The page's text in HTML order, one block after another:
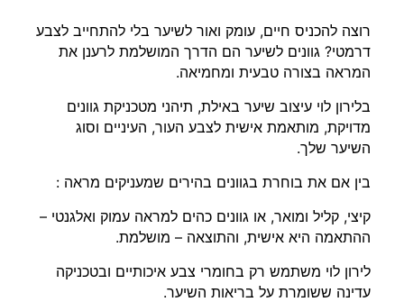
רוצה להכניס חיים, עומק ואור לשיער בלי להתחייב לצבע
דרמטי? גוונים לשיער הם הדרך המושלמת לרענן את
המראה בצורה טבעית ומחמיאה.
בלירון לוי עיצוב שיער באילת, תיהני מטכניקת גוונים
מדויקת, מותאמת אישית לצבע העור, העיניים וסוג
השיער שלך.
בין אם את בוחרת בגוונים בהירים שמעניקים מראה :
קיצי, קליל ומואר, או גוונים כהים למראה עמוק ואלגנטי –
ההתאמה היא אישית, והתוצאה – מושלמת.
לירון לוי משתמש רק בחומרי צבע איכותיים ובטכניקה
עדינה ששומרת על בריאות השיער.